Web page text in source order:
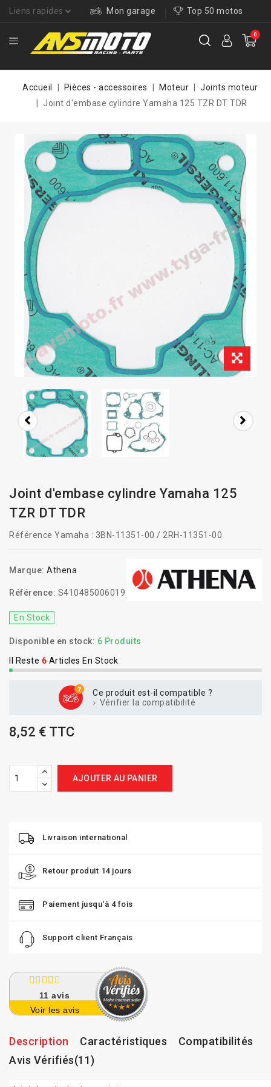
Liens rapides Mon garage Top 50 motos
0
Accueil Pièces - accessoires Moteur
Joints moteur
Joint d'embase cylindre Yamaha 125 TZR DT TDR
Joint d'embase cylindre Yamaha 125
TZR DT TDR
Référence Yamaha : 3BN-11351-00 / 2RH-11351-00
Marque: Athena
Référence: S410485006019
En Stock
Disponible en stock: 6 Produits
Il Reste 6 Articles En Stock
Ce produit est-il compatible ?
Vérifier la compatibilité
8,52 € TTC
AJOUTER AU PANIER
Livraison international
Retour produit 14 jours
Paiement jusqu'à 4 fois
Support client Français
11avis
Voir les avis
Description Caractéristiques
Compatibilités
Avis Vérifiés(11)